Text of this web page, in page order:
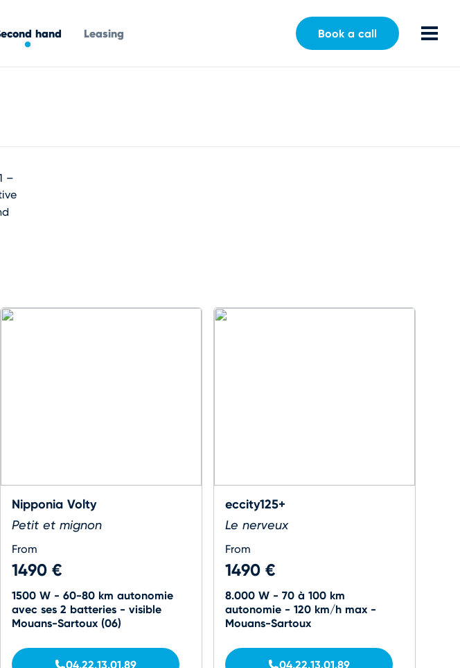
hand Leasing Book a call
–
Nipponia Volty
Petit et mignon
From
1490 €
1500 W - 60-80 km autonomie
avec ses 2 batteries - visible
Mouans-Sartoux (06)
04.22.13.01.89
eccity125+
Le nerveux
From
1490 €
8.000 W - 70 à 100 km
autonomie - 120 km/h max -
Mouans-Sartoux
04.22.13.01.89